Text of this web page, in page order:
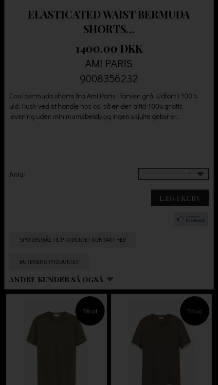
ELASTICATED WAIST BERMUDA
SHORTS...
1400.00 DKK
AMI PARIS
9008356232
Cool bermuda shorts fra Ami Paris i farven grå. Udført i 100 %
uld. Husk ved at handle hos os, så er der altid 100% gratis
levering uden minimumsbeløb og ingen skjulte gebyrer.
Antal 1
LÆG I KURV
SPØRGSMÅL TIL PRODUKTET KONTAKT HER
BUTIKKENS PRODUKTER
ANDRE KUNDER SÅ OGSÅ
Tilbud Tilbud